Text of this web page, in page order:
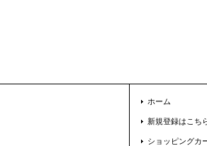
ホーム
新規登録はこち
ショッピングカ